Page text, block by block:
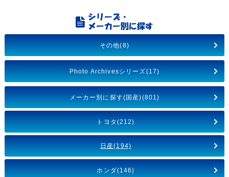
その他(8)
Photo Archivesシリーズ(17)
メーカー別に探す(国産)(801)
トヨタ(212)
日産(194)
ホンダ(146)